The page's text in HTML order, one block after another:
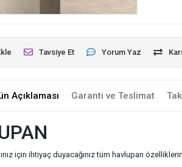
Tavsiye Et Yorum Yaz
Açıklaması Garanti ve Teslimat
için ihtiyaç duyacağınız tüm havlupan